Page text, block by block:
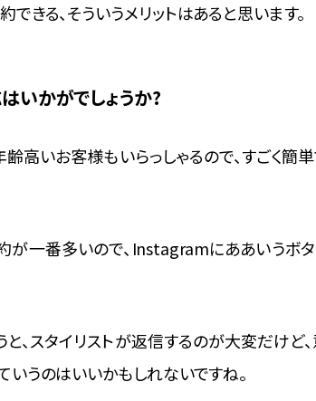
きる、そういうメリットはあると思います。
いかがでしょうか?
高いお客様もいらっしゃるので、すごく簡
一番多いので、Instagramにああいうボ
、スタイリストが返信するのが大変だけど
いうのはいいかもしれないですね。